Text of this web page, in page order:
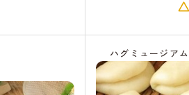
ハグミュージアム